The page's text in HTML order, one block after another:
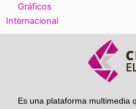
Gráficos
Internacional
Es una plataforma multimedia